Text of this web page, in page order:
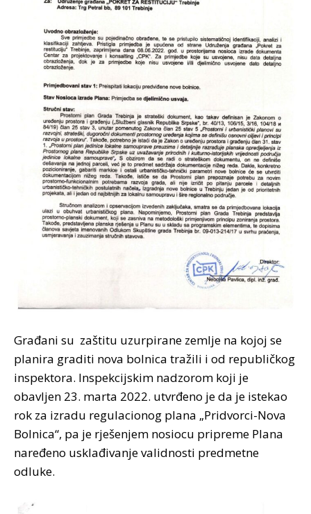
Građani su zaštitu uzurpirane zemlje na kojoj se
planira graditi nova bolnica tražili i od republičkog
inspektora. Inspekcijskim nadzorom koji je
obavljen 23. marta 2022. utvrđeno je da je istekao
rok za izradu regulacionog plana „Pridvorci-Nova
Bolnica“, pa je rješenjem nosiocu pripreme Plana
naređeno usklađivanje validnosti predmetne
odluke.